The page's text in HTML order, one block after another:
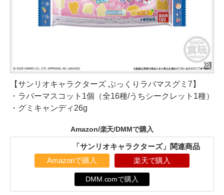
【サンリオキャラクターズ ぷっくりラバマスグミ7】
・ラバーマスコット1個（全16種/うちシークレット1種）
・グミキャンディ26g
Amazon/楽天/DMMで購入
「サンリオキャラクターズ」関連商品
Amazonで購入 楽天で購入
DMM.comで購入